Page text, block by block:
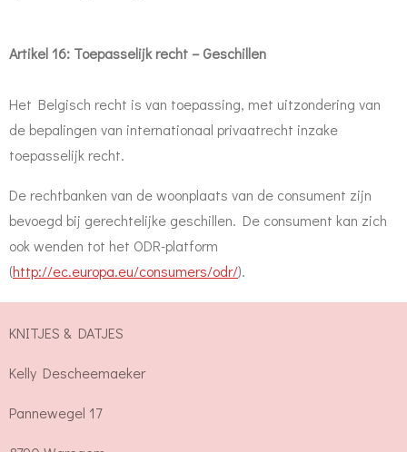
Artikel 16: Toepasselijk recht – Geschillen
Het Belgisch recht is van toepassing, met uitzondering van
de bepalingen van internationaal privaatrecht inzake
toepasselijk recht.
De rechtbanken van de woonplaats van de consument zijn
bevoegd bij gerechtelijke geschillen. De consument kan zich
ook wenden tot het ODR-platform
(http://ec.europa.eu/consumers/odr/).
KNITJES & DATJES
Kelly Descheemaeker
Pannewegel 17